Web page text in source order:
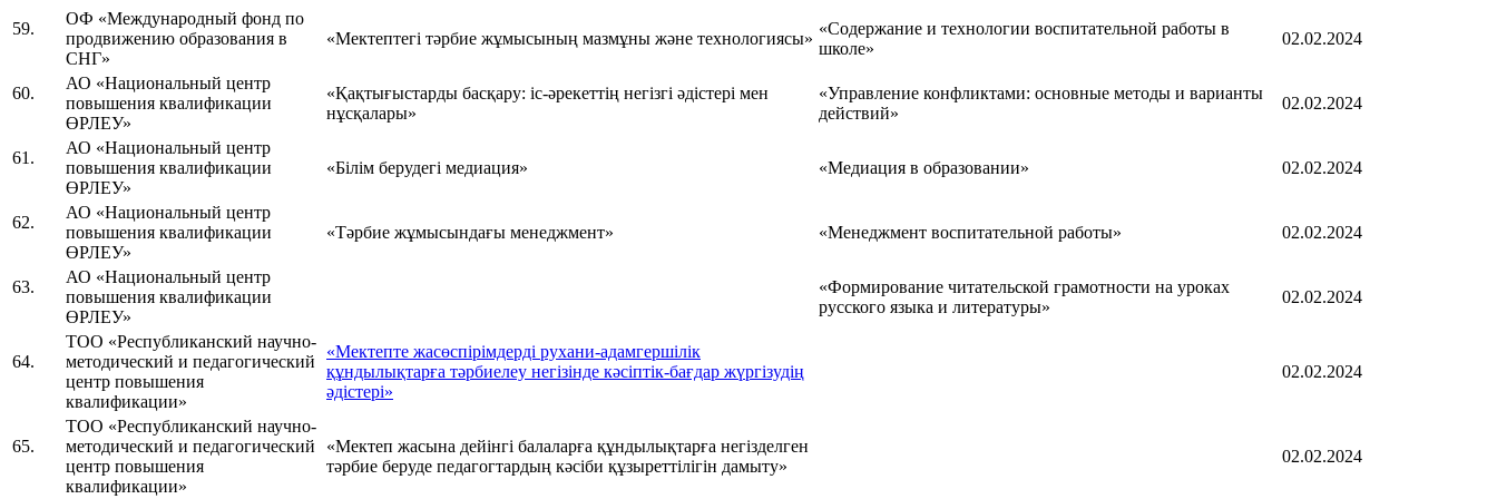
59.
ОФ «Международный фонд по
продвижению образования в
СНГ»
«Мектептегі тәрбие жұмысының мазмұны және технологиясы»
«Содержание и технологии воспитательной работы в
школе»
02.02.2024
60.
АО «Национальный центр
повышения квалификации
ӨРЛЕУ»
«Қақтығыстарды басқару: іс-әрекеттің негізгі әдістері мен
нұсқалары»
«Управление конфликтами: основные методы и варианты
действий»
02.02.2024
61.
АО «Национальный центр
повышения квалификации
ӨРЛЕУ»
«Білім берудегі медиация» «Медиация в образовании» 02.02.2024
62.
АО «Национальный центр
повышения квалификации
ӨРЛЕУ»
«Тәрбие жұмысындағы менеджмент» «Менеджмент воспитательной работы» 02.02.2024
63.
АО «Национальный центр
повышения квалификации
ӨРЛЕУ»
«Формирование читательской грамотности на уроках
русского языка и литературы»
02.02.2024
64.
ТОО «Республиканский научно-
методический и педагогический
центр повышения
квалификации»
«Мектепте жасөспірімдерді рухани-адамгершілік
құндылықтарға тәрбиелеу негізінде кәсіптік-бағдар жүргізудің
әдістері»
02.02.2024
65.
ТОО «Республиканский научно-
методический и педагогический
центр повышения
квалификации»
«Мектеп жасына дейінгі балаларға құндылықтарға негізделген
тәрбие беруде педагогтардың кәсіби құзыреттілігін дамыту»
02.02.2024